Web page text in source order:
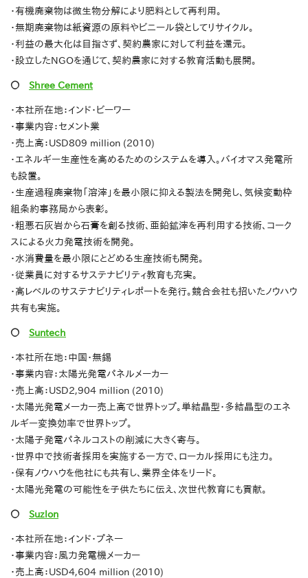
・有機廃棄物は微生物分解により肥料として再利用。
・無期廃棄物は紙資源の原料やビニール袋としてリサイクル。
・利益の最大化は目指さず、契約農家に対して利益を還元。
・設立したNGOを通じて、契約農家に対する教育活動も展開。
〇 Shree Cement
・本社所在地：インド・ビーワー
・事業内容：セメント業
・売上高：USD809 million (2010)
・エネルギー生産性を高めるためのシステムを導入。バイオマス発電所
も設置。
・生産過程廃棄物「溶滓」を最小限に抑える製法を開発し、気候変動枠
組条約事務局から表彰。
・粗悪石灰岩から石膏を創る技術、亜鉛鉱滓を再利用する技術、コーク
スによる火力発電技術を開発。
・水消費量を最小限にとどめる生産技術も開発。
・従業員に対するサステナビリティ教育も充実。
・高レベルのサステナビリティレポートを発行。競合会社も招いたノウハウ
共有も実施。
〇 Suntech
・本社所在地：中国・無錫
・事業内容：太陽光発電パネルメーカー
・売上高：USD2,904 million (2010)
・太陽光発電メーカー売上高で世界トップ。単結晶型・多結晶型のエネ
ルギー変換効率で世界トップ。
・太陽子発電パネルコストの削減に大きく寄与。
・世界中で技術者採用を実施する一方で、ローカル採用にも注力。
・保有ノウハウを他社にも共有し、業界全体をリード。
・太陽光発電の可能性を子供たちに伝え、次世代教育にも貢献。
〇 Suzlon
・本社所在地：インド・プネー
・事業内容：風力発電機メーカー
・売上高：USD4,604 million (2010)